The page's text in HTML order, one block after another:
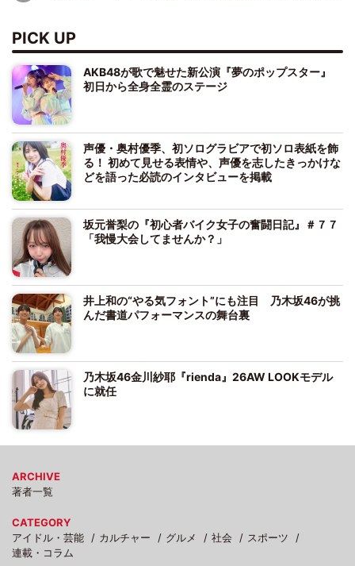
PICK UP
AKB48が歌で魅せた新公演『夢のポップスター』
初日から全身全霊のステージ
声優・奥村優季、初ソログラビアで初ソロ表紙を飾
る！ 初めて見せる表情や、声優を志したきっかけな
どを語った必読のインタビューを掲載
坂元誉梨の『初心者バイク女子の奮闘日記』＃７７
「我慢大会してませんか？」
井上和の“やる気フォント”にも注目 乃木坂46が挑
んだ書道パフォーマンスの舞台裏
乃木坂46金川紗耶『rienda』26AW LOOKモデル
に就任
ARCHIVE
著者一覧
CATEGORY
アイドル・芸能
カルチャー グルメ 社会
スポーツ
連載・コラム